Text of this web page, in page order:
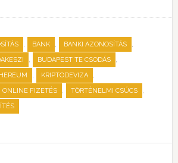
, BANK , BANKI AZONOSÍTÁS ,
, BUDAPEST TE CSODÁS ,
, KRIPTODEVIZA ,
ONLINE FIZETÉS , TÖRTÉNELMI CSÚCS ,